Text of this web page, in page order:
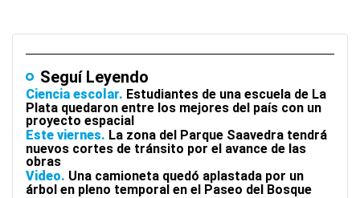
Seguí Leyendo
Ciencia escolar Estudiantes de una escuela de La
Plata quedaron entre los mejores del país con un
proyecto espacial
Este viernes La zona del Parque Saavedra tendrá
nuevos cortes de tránsito por el avance de las
obras
Video Una camioneta quedó aplastada por un
árbol en pleno temporal en el Paseo del Bosque